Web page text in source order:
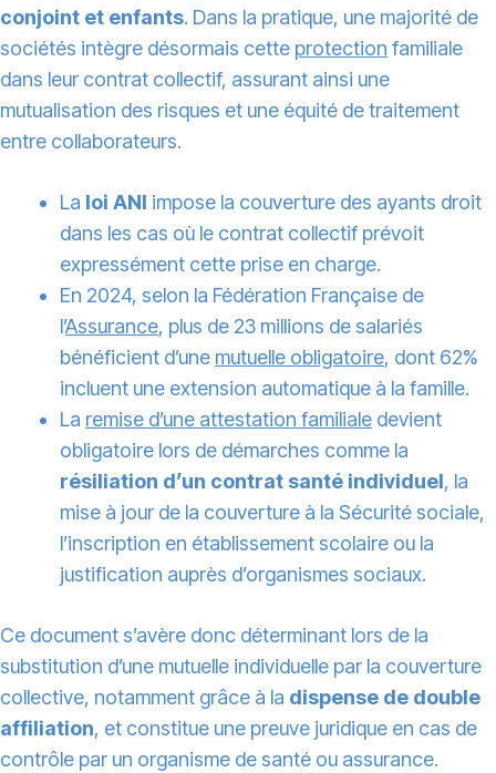
conjoint et enfants. Dans la pratique, une majorité de
sociétés intègre désormais cette protection familiale
dans leur contrat collectif, assurant ainsi une
mutualisation des risques et une équité de traitement
entre collaborateurs.
La loi ANI impose la couverture des ayants droit
dans les cas où le contrat collectif prévoit
expressément cette prise en charge.
En 2024, selon la Fédération Française de
l’Assurance, plus de 23 millions de salariés
bénéficient d’une mutuelle obligatoire, dont 62%
incluent une extension automatique à la famille.
La remise d’une attestation familiale devient
obligatoire lors de démarches comme la
résiliation d’un contrat santé individuel, la
mise à jour de la couverture à la Sécurité sociale,
l’inscription en établissement scolaire ou la
justification auprès d’organismes sociaux.
Ce document s’avère donc déterminant lors de la
substitution d’une mutuelle individuelle par la couverture
collective, notamment grâce à la dispense de double
affiliation, et constitue une preuve juridique en cas de
contrôle par un organisme de santé ou assurance.